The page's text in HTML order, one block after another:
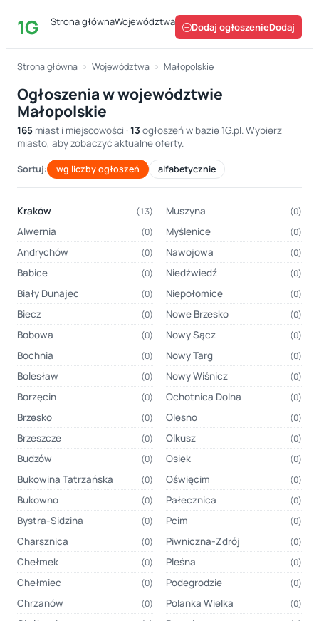
1G Strona głównaWojewództwa Dodaj ogłoszenie
Strona główna › Województwa › Małopolskie
Ogłoszenia w województwie
Małopolskie
165 miast i miejscowości · 13 ogłoszeń w bazie 1G.pl. Wybierz
miasto, aby zobaczyć aktualne oferty.
Sortuj: wg liczby ogłoszeń alfabetycznie
Kraków (13)
Alwernia (0)
Andrychów (0)
Babice (0)
Biały Dunajec (0)
Biecz (0)
Bobowa (0)
Bochnia (0)
Bolesław (0)
Borzęcin (0)
Brzesko (0)
Brzeszcze (0)
Budzów (0)
Bukowina Tatrzańska (0)
Bukowno (0)
Bystra-Sidzina (0)
Charsznica (0)
Chełmek (0)
Chełmiec (0)
Chrzanów (0)
Muszyna (0)
Myślenice (0)
Nawojowa (0)
Niedźwiedź (0)
Niepołomice (0)
Nowe Brzesko (0)
Nowy Sącz (0)
Nowy Targ (0)
Nowy Wiśnicz (0)
Ochotnica Dolna (0)
Olesno (0)
Olkusz (0)
Osiek (0)
Oświęcim (0)
Pałecznica (0)
Pcim (0)
Piwniczna-Zdrój (0)
Pleśna (0)
Podegrodzie (0)
Polanka Wielka (0)